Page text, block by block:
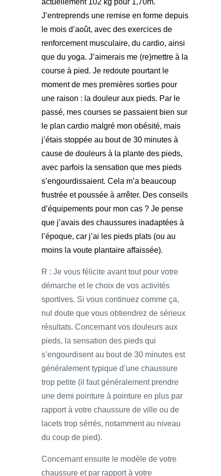
actuellement 102 kg pour 1,70m.
J’entreprends une remise en forme depuis
le mois d’août, avec des exercices de
renforcement musculaire, du cardio, ainsi
que du yoga. J’aimerais me (re)mettre à la
course à pied. Je redoute pourtant le
moment de mes premières sorties pour
une raison : la douleur aux pieds. Par le
passé, mes courses se passaient bien sur
le plan cardio malgré mon obésité, mais
j’étais stoppée au bout de 30 minutes à
cause de douleurs à la plante des pieds,
avec parfois la sensation que mes pieds
s’engourdissaient. Cela m’a beaucoup
frustrée et poussée à arrêter. Des conseils
d’équipements pour mon cas ? Je pense
que j’avais des chaussures inadaptées à
l’époque, car j’ai les pieds plats (ou au
moins la voute plantaire affaissée).
R : Je vous félicite avant tout pour votre
démarche et le choix de vos activités
sportives. Si vous continuez comme ça,
nul doute que vous obtiendrez de sérieux
résultats. Concernant vos douleurs aux
pieds, la sensation des pieds qui
s’engourdisent au bout de 30 minutes est
généralement typique d’une chaussure
trop petite (il faut généralement prendre
une demi pointure à pointure en plus par
rapport à votre chaussure de ville ou de
lacets trop sérrés, notamment au niveau
du coup de pied).
Concernant ensuite le modèle de votre
chaussure et par rapport à votre